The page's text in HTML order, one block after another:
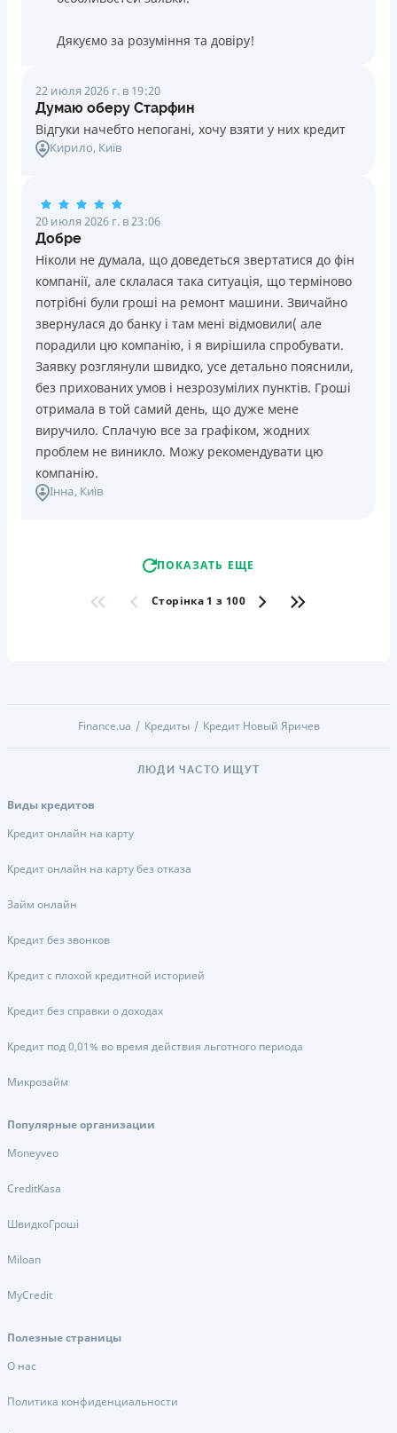
Дякуємо за розуміння та довіру!
22 июля 2026 г. в 19:20
Думаю оберу Старфин
Відгуки начебто непогані, хочу взяти у них кредит
Кирило, Київ
20 июля 2026 г. в 23:06
Добре
Ніколи не думала, що доведеться звертатися до фін
компанії, але склалася така ситуація, що терміново
потрібні були гроші на ремонт машини. Звичайно
звернулася до банку і там мені відмовили( але
порадили цю компанію, і я вирішила спробувати.
Заявку розглянули швидко, усе детально пояснили,
без прихованих умов і незрозумілих пунктів. Гроші
отримала в той самий день, що дуже мене
виручило. Сплачую все за графіком, жодних
проблем не виникло. Можу рекомендувати цю
компанію.
Інна, Київ
ПОКАЗАТЬ ЕЩЕ
Сторінка 1 з 100
Finance.ua Кредиты Кредит Новый Яричев
ЛЮДИ ЧАСТО ИЩУТ
Виды кредитов
Кредит онлайн на карту
Кредит онлайн на карту без отказа
Займ онлайн
Кредит без звонков
Кредит с плохой кредитной историей
Кредит без справки о доходах
Кредит под 0,01% во время действия льготного периода
Микрозайм
Популярные организации
Moneyveo
CreditKasa
ШвидкоГроші
Miloan
MyCredit
Полезные страницы
О нас
Политика конфиденциальности